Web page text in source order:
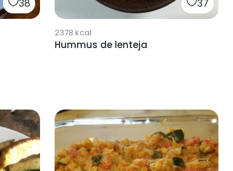
38 37
2378 kcal
Hummus de lenteja